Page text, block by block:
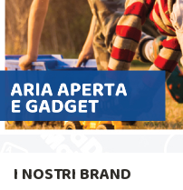
I NOSTRI BRAND